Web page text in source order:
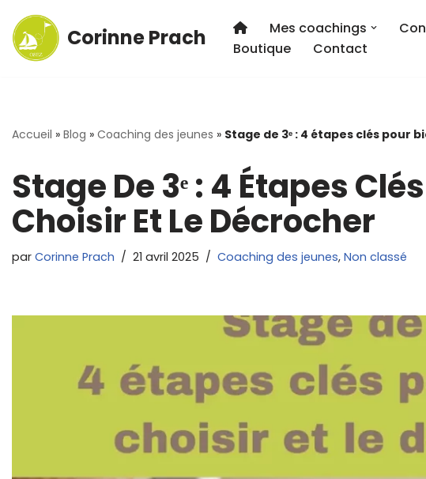
Aller
au
Corinne Prach Mes coachings
Boutique
Contact
Accueil » Blog » Coaching des jeunes » Stage de 3ᵉ : 4 étapes clés pour
Stage De 3ᵉ : 4 Étapes
Choisir Et Le Décrocher
par Corinne Prach 21 avril 2025 Coaching des jeunes, Non classé